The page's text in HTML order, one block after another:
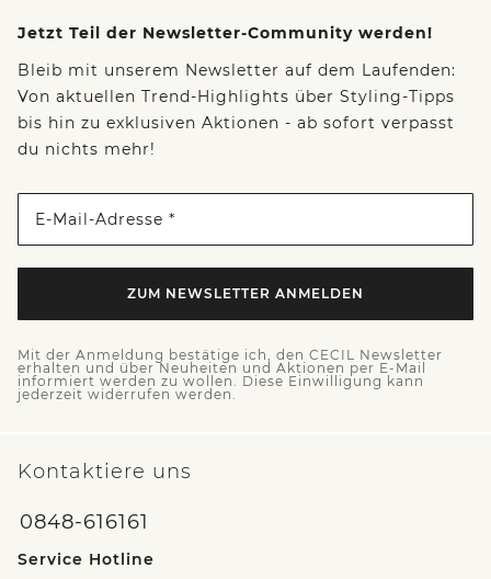
Jetzt Teil der Newsletter-Community werden!
Bleib mit unserem Newsletter auf dem Laufenden:
Von aktuellen Trend-Highlights über Styling-Tipps
bis hin zu exklusiven Aktionen - ab sofort verpasst
du nichts mehr!
E-Mail-Adresse *
ZUM NEWSLETTER ANMELDEN
Mit der Anmeldung bestätige ich, den CECIL Newsletter
erhalten und über Neuheiten und Aktionen per E-Mail
informiert werden zu wollen. Diese Einwilligung kann
jederzeit widerrufen werden.
Kontaktiere uns
0848-616161
Service Hotline